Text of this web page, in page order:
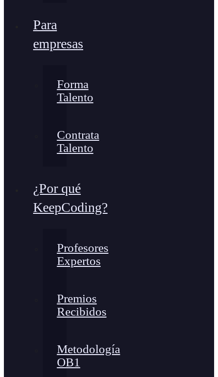
Para
empresas
Forma
Talento
Contrata
Talento
¿Por qué
KeepCoding?
Profesores
Expertos
Premios
Recibidos
Metodología
OB1